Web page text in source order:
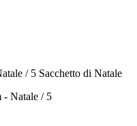
- Natale / 5